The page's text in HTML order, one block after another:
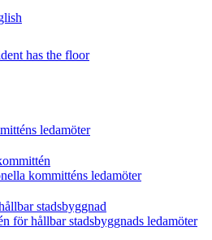
has the floor
ledamöter
kommitténs ledamöter
stadsbyggnad
för hållbar stadsbyggnads ledamöter